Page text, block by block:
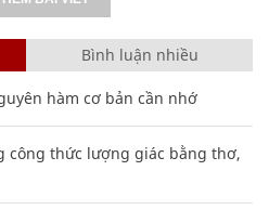
Bình luận nhiều
hàm cơ bản cần nhớ
công thức lượng giác bằng thơ,